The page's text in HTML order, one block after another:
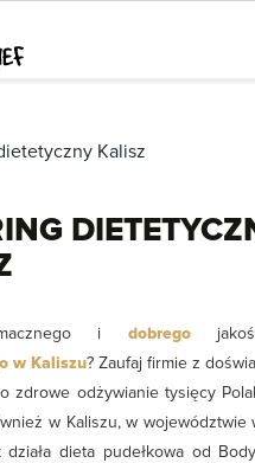
i dobrego
w Kaliszu? Zaufaj firmie z
zdrowe odżywianie tysięcy
w Kaliszu, w województwie
dieta pudełkowa od